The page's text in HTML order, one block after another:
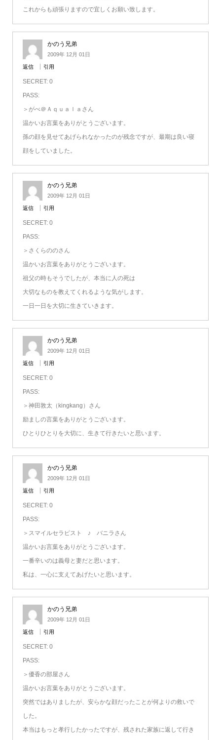
これからも頑張りますので宜しくお願い致します。
かのう兄弟
2009年 12月 01日
返信 引用
SECRET: 0
PASS:
＞がべ＠Ａｑｕａｌａさん
温かいお言葉をありがとうございます。
孫の顔を見せてあげられなかったのが残念ですが、最期は良い寝
顔をしていました。
かのう兄弟
2009年 12月 01日
返信 引用
SECRET: 0
PASS:
＞さくらののさん
温かいお言葉をありがとうございます。
祖父の時もそうでしたが、本当に人の死は
大切なものを教えてくれるような気がします。
一日一日を大切に生きていきます。
かのう兄弟
2009年 12月 01日
返信 引用
SECRET: 0
PASS:
＞神田敦太（kingkang）さん
励ましの言葉をありがとうございます。
ひとりひとりを大切に、生きて行きたいと思います。
かのう兄弟
2009年 12月 01日
返信 引用
SECRET: 0
PASS:
＞スマイルセラピスト ♪ バニラさん
温かいお言葉をありがとうございます。
一番辛いのは義母と妻だと思います。
私は、一心に支えてあげたいと思います。
かのう兄弟
2009年 12月 01日
返信 引用
SECRET: 0
PASS:
＞優香の部屋さん
温かいお言葉をありがとうございます。
突然ではありましたが、安らかな顔だったことが何よりの救いで
した。
本当はもっと孝行したかったですが、残された家族に返して行き